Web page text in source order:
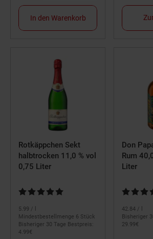
In den Warenkorb
Rotkäppchen Sekt
halbtrocken 11,0 % vol
0,75 Liter
Kundenbewertung: 4,85 von 5 Sternen
5.99 / l
Mindestbestellmenge 6 Stück
Bisheriger 30 Tage Bestpreis:
4.99€
Don
Rum
Liter
42.84 / l
Bisheriger
29.99€